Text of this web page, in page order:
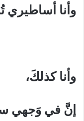
وأنا أساطيري
وأنا كذلكَ،
إنَّ في وَجهي